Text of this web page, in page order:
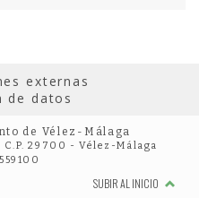
externas
de datos
de Vélez-Málaga
29700 - Vélez-Málaga
SUBIR AL INICIO